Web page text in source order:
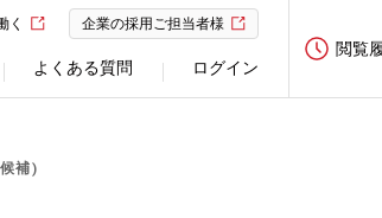
く 企業の採用ご担当者様
よくある質問 ログイン
閲覧
補)